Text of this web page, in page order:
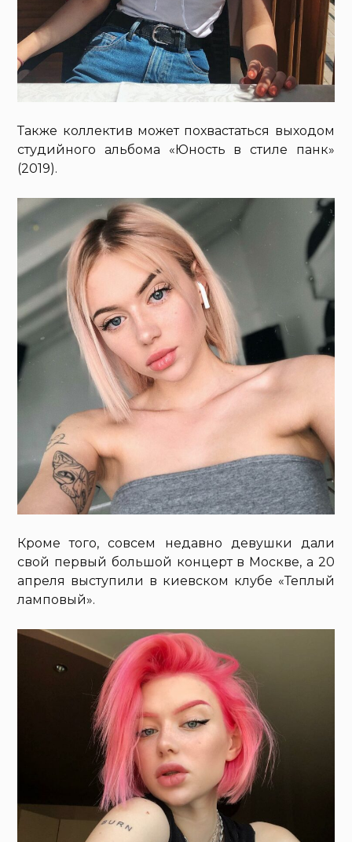
Также коллектив может похвастаться выходом
студийного альбома «Юность в стиле панк»
(2019).
Кроме того, совсем недавно девушки дали
свой первый большой концерт в Москве, а 20
апреля выступили в киевском клубе «Теплый
ламповый».